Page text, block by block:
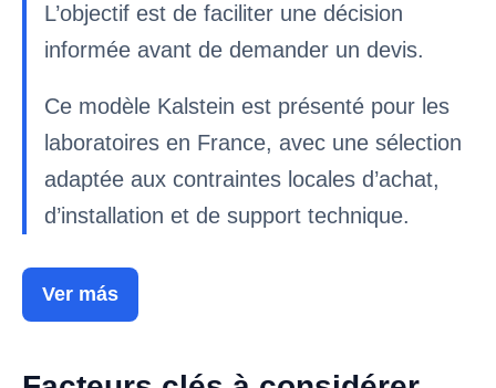
L’objectif est de faciliter une décision
informée avant de demander un devis.
Ce modèle Kalstein est présenté pour les
laboratoires en France, avec une sélection
adaptée aux contraintes locales d’achat,
d’installation et de support technique.
Ver más